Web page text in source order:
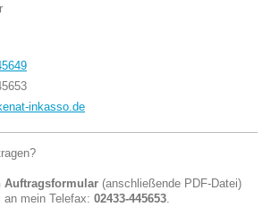
inkasso.de
Auftragsformular (anschließende PDF-Datei)
an mein Telefax: 02433-445653.